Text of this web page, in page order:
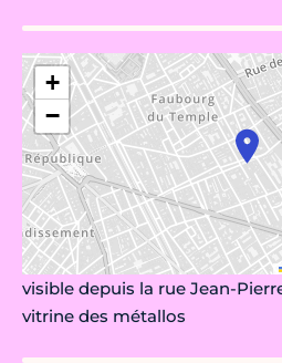
+
−
visible depuis la rue Jean-
vitrine des métallos